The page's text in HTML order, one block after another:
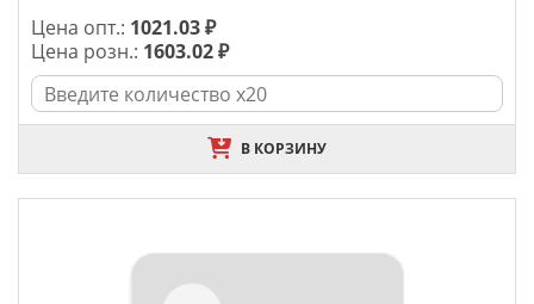
Цена опт.: 1021.03 ₽
Цена розн.: 1603.02 ₽
В КОРЗИНУ